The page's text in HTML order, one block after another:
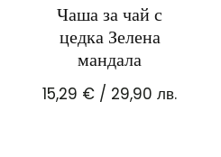
Чаша за чай с
цедка Зелена
мандала
15,29 € / 29,90 лв.